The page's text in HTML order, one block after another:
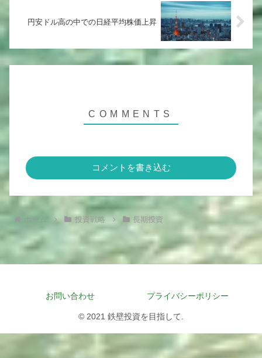
円安ドル高の中での日経平均株価上昇
コメントを書き込む
ホーム 投資戦略 長期投資
お問い合わせ プライバシーポリシー
© 2021 鉄壁投資を目指して.